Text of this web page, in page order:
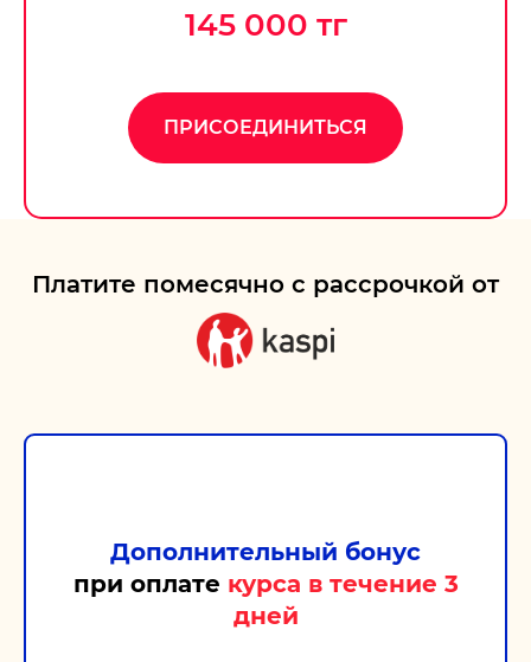
145 000 тг
ПРИСОЕДИНИТЬСЯ
Платите помесячно с рассрочкой от
Дополнительный бонус
при оплате курса в течение 3
дней